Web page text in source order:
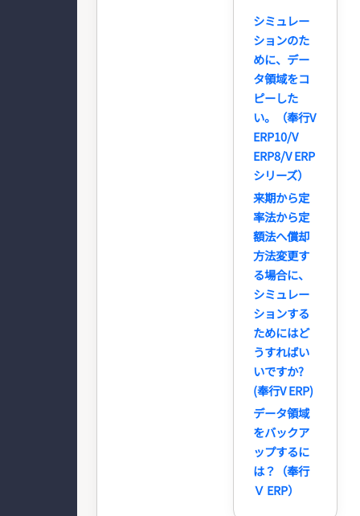
シミュレー
ションのた
めに、デー
タ領域をコ
ピーした
い。（奉行V
ERP10/V
ERP8/V ERP
シリーズ）
来期から定
率法から定
額法へ償却
方法変更す
る場合に、
シミュレー
ションする
ためにはど
うすればい
いですか?
(奉行V ERP)
データ領域
をバックア
ップするに
は？（奉行
Ｖ ERP）